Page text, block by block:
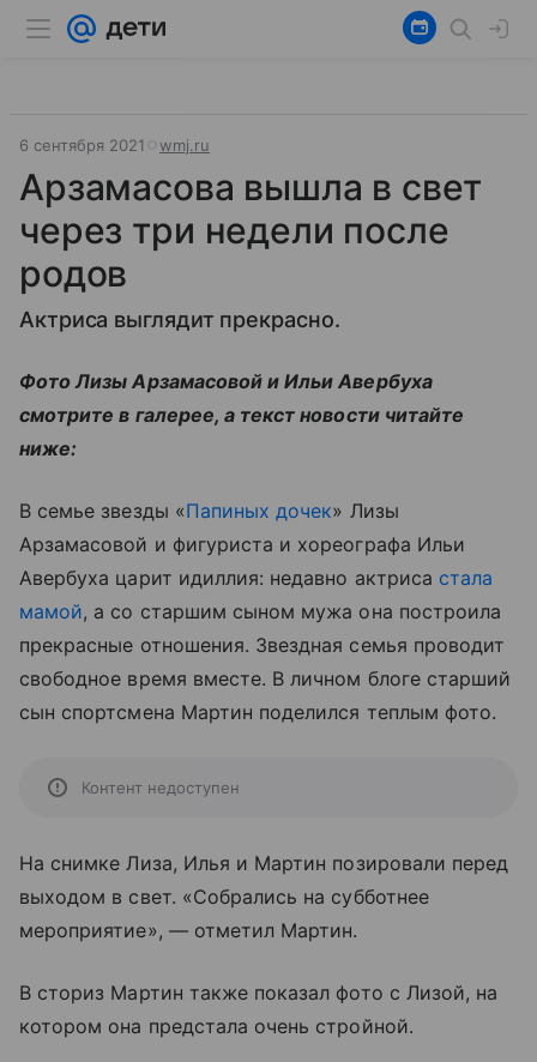
6 сентября 2021 wmj.ru
Арзамасова вышла в свет
через три недели после
родов
Актриса выглядит прекрасно.
Фото Лизы Арзамасовой и Ильи Авербуха
смотрите в галерее, а текст новости читайте
ниже:
В семье звезды «Папиных дочек» Лизы
Арзамасовой и фигуриста и хореографа Ильи
Авербуха царит идиллия: недавно актриса стала
мамой, а со старшим сыном мужа она построила
прекрасные отношения. Звездная семья проводит
свободное время вместе. В личном блоге старший
сын спортсмена Мартин поделился теплым фото.
Контент недоступен
На снимке Лиза, Илья и Мартин позировали перед
выходом в свет. «Собрались на субботнее
мероприятие», — отметил Мартин.
В сториз Мартин также показал фото с Лизой, на
котором она предстала очень стройной.